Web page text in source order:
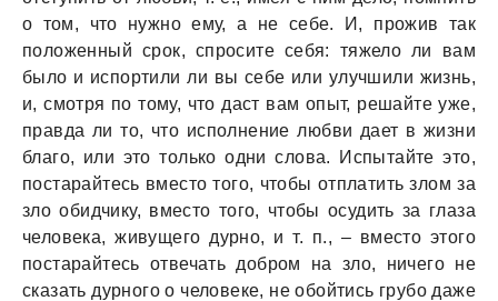
о том, что нужно ему, а не себе. И, прожив так
положенный срок, спросите себя: тяжело ли вам
было и испортили ли вы себе или улучшили жизнь,
и, смотря по тому, что даст вам опыт, решайте уже,
правда ли то, что исполнение любви дает в жизни
благо, или это только одни слова. Испытайте это,
постарайтесь вместо того, чтобы отплатить злом за
зло обидчику, вместо того, чтобы осудить за глаза
человека, живущего дурно, и т. п., – вместо этого
постарайтесь отвечать добром на зло, ничего не
сказать дурного о человеке, не обойтись грубо даже